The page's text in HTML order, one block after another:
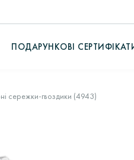
ПОДАРУНКОВІ
сережки-гвоздики (4943)